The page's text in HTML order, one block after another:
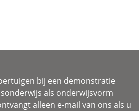
bij een demonstratie
als onderwijsvorm
alleen e-mail van ons als u